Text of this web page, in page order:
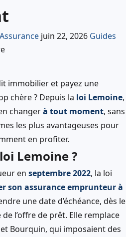
juin 22, 2026 Guides
immobilier et payez une
chère ? Depuis la loi Lemoine,
changerà tout moment, sans
les plus avantageuses pour
en profiter.
Lemoine ?
en septembre 2022, la loi
son assurance emprunteur à
une date d’échéance, dès le
l’offre de prêt. Elle remplace
et Bourquin, qui imposaient des